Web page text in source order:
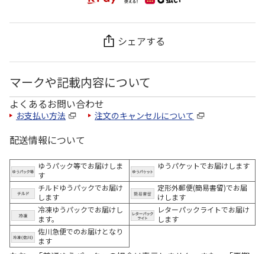
シェアする
マークや記載内容について
よくあるお問い合わせ
お支払い方法 注文のキャンセルについて
配送情報について
ゆうパック等でお届けしま
す
ゆうパケットでお届けします
チルドゆうパックでお届け
します
定形外郵便(簡易書留)でお届
けします
冷凍ゆうパックでお届けし
ます。
レターパックライトでお届け
します
佐川急便でのお届けとなり
ます